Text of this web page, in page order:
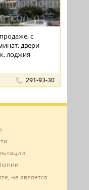
с
двери
лоджия
291-93-30
не является